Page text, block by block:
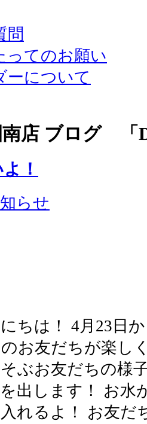
問
ってのお願い
ーについて
南店 ブログ 「
！
らせ
ちは！ 4月23日
お友だちが楽し
ぶお友だちの様
出します！ お
れるよ！ お友だ